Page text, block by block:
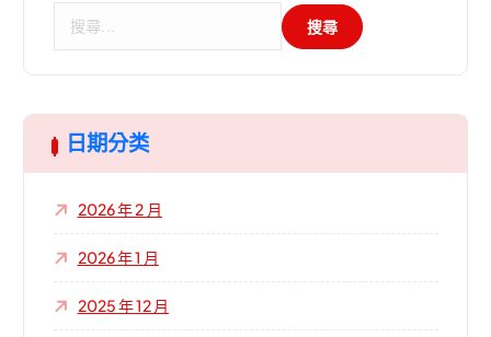
字
:
日期分类
2026 年 2 月
2026 年 1 月
2025 年 12 月